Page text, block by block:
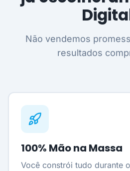
Não vendemos
resultados
100% Mão na Massa
Você constrói tudo durante